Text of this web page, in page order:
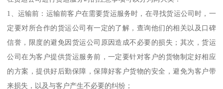
1、运输前：运输前客户在需要货运服务时，在寻找货运公司时，一
定要对所合作的货运公司有一定的了解，查询他们的相关以及口碑
信誉，限度的避免因货运公司原因造成不必要的损失；其次，货运
公司在为客户提供货运服务前，一定要针对客户的货物制定好相应
的方案，提供好后勤保障，保障好客户货物的安全，避免为客户带
来损失，以及与客户产生不必要的纠纷；